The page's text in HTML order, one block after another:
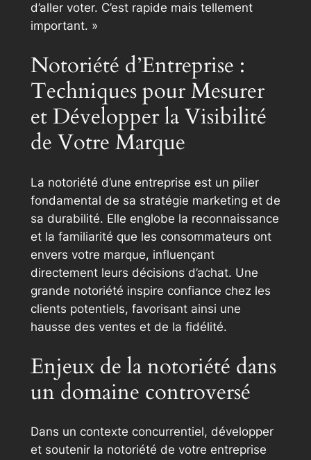
d’aller voter. C’est rapide mais tellement
important. »
Notoriété d’Entreprise :
Techniques pour Mesurer
et Développer la Visibilité
de Votre Marque
La notoriété d’une entreprise est un pilier
fondamental de sa stratégie marketing et de
sa durabilité. Elle englobe la reconnaissance
et la familiarité que les consommateurs ont
envers votre marque, influençant
directement leurs décisions d’achat. Une
grande notoriété inspire confiance chez les
clients potentiels, favorisant ainsi une
hausse des ventes et de la fidélité.
Enjeux de la notoriété dans
un domaine controversé
Dans un contexte concurrentiel, développer
et soutenir la notoriété de votre entreprise